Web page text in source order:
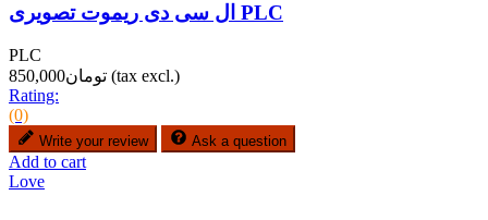
ال سی دی ریموت تصویری PLC
PLC
تومان850,000 (tax excl.)
Rating:
(0)
Write your review Ask a question
Add to cart
Love